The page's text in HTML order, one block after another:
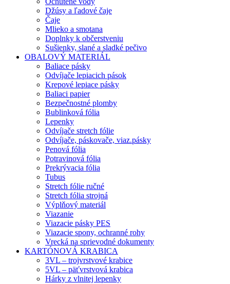
Džúsy a ľadové čaje
Čaje
Mlieko a smotana
Doplnky k občerstveniu
Sušienky, slané a sladké pečivo
OBALOVÝ MATERIÁL
Baliace pásky
Odvíjače lepiacich pások
Krepové lepiace pásky
Baliaci papier
Bezpečnostné plomby
Bublinková fólia
Lepenky
Odvíjače stretch fólie
Odvíjače, páskovače, viaz.pásky
Penová fólia
Potravinová fólia
Prekrývacia fólia
Tubus
Stretch fólie ručné
Stretch fólia strojná
Výplňový materiál
Viazanie
Viazacie pásky PES
Viazacie spony, ochranné rohy
Vrecká na sprievodné dokumenty
KARTÓNOVÁ KRABICA
3VL – trojvrstvové krabice
5VL – päťvrstvová krabica
Hárky z vlnitej lepenky